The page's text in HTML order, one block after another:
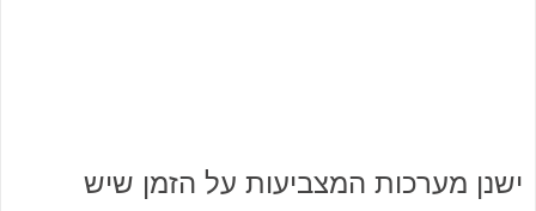
ישנן מערכות המצביעות על הזמן שיש